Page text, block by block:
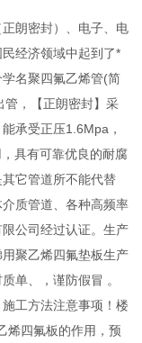
朗密封）、电子、电
经济领域中起到了*
名聚四氟乙烯管(简
管，【正朗密封】采
承受正压1.6Mpa，
具有可靠优良的耐腐
它管道所不能代替
质管道、各种高频率
公司经过认证。生产
聚乙烯四氟垫板生产
单、，谨防假冒 。
工方法注意事项！楼
烯四氟板的作用，预